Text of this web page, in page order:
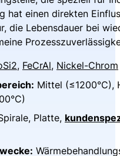
hat einen direkten
die Lebensdauer bei
, FeCrAl, Nickel-Chrom
Mittel (≤1200°C),
Platte,